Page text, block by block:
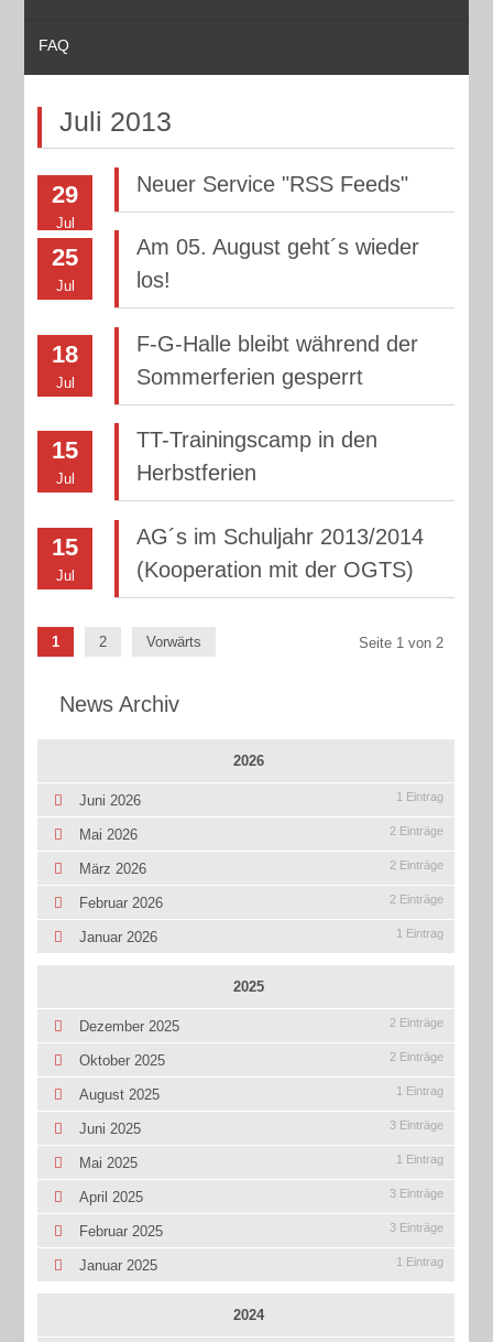
FAQ
Juli 2013
29
Jul
Neuer Service "RSS Feeds"
25
Jul
Am 05. August geht´s wieder
los!
18
Jul
F-G-Halle bleibt während der
Sommerferien gesperrt
15
Jul
TT-Trainingscamp in den
Herbstferien
15
Jul
AG´s im Schuljahr 2013/2014
(Kooperation mit der OGTS)
Seite 1 von 2
1 2 Vorwärts
News Archiv
2026
Juni 2026 1 Eintrag
Mai 2026 2 Einträge
März 2026 2 Einträge
Februar 2026 2 Einträge
Januar 2026 1 Eintrag
2025
Dezember 2025 2 Einträge
Oktober 2025 2 Einträge
August 2025 1 Eintrag
Juni 2025 3 Einträge
Mai 2025 1 Eintrag
April 2025 3 Einträge
Februar 2025 3 Einträge
Januar 2025 1 Eintrag
2024